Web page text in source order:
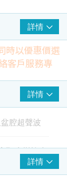
詳情
時以優惠價選
客戶服務專
時間、D二元體
詳情
腔超聲波
頸病變檢查,
詳情